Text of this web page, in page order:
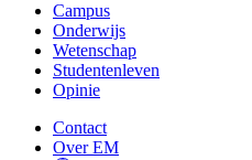
Campus
Onderwijs
Wetenschap
Studentenleven
Opinie
Contact
Over EM